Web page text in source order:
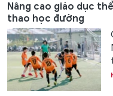
Nâng cao giáo dục
thao học đường